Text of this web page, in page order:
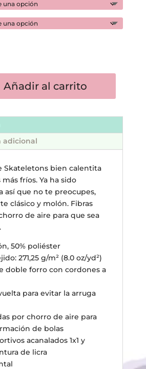
Añadir al carrito
adicional
Skateletons bien calentita
más fríos. Ya ha sido
así que no te preocupes,
clásico y molón. Fibras
de aire para que sea
50% poliéster
271,25 g/m² (8.0 oz/yd²)
doble forro con cordones a
para evitar la arruga
por chorro de aire para
de bolas
acanalados 1x1 y
de licra